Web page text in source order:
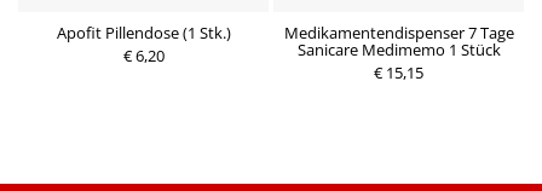
Apofit Pillendose (1 Stk.)
€ 6,20
Medikamentendispenser 7 Tage
Sanicare Medimemo 1 Stück
€ 15,15